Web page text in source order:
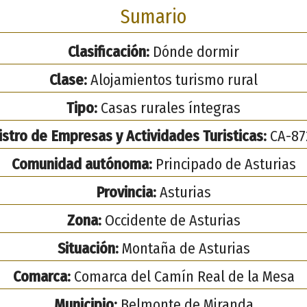
Sumario
Clasificación: Dónde dormir
Clase:Alojamientos turismo rural
Tipo: Casas rurales íntegras
de Empresas y Actividades Turisticas: CA-
Comunidad autónoma:Principado de Asturias
Provincia:Asturias
Zona:Occidente de Asturias
Situación:Montaña de Asturias
Comarca:Comarca del Camín Real de la Mesa